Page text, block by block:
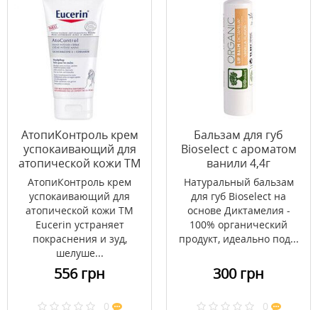
АтопиКонтроль крем
успокаивающий для
атопической кожи ТМ
Эуцерин/Eucerin 40
мл
АтопиКонтроль крем
успокаивающий для
атопической кожи ТМ
Eucerin устраняет
покраснения и зуд,
шелуше...
556 грн
0
Бальзам для губ
Bioselect с ароматом
ванили 4,4г
Натуральный бальзам
для губ Bioselect на
основе Диктамелия -
100% органический
продукт, идеально под...
300 грн
0